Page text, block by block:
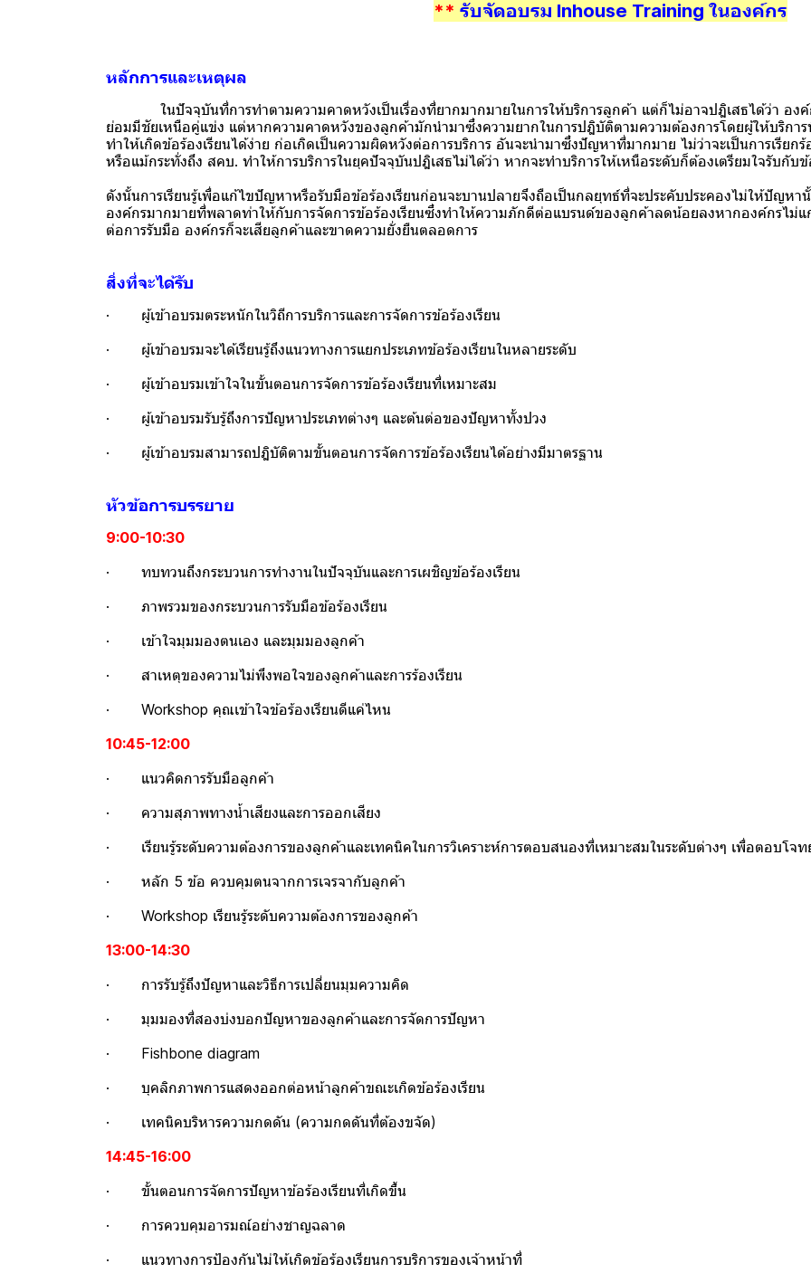
** รับจัดอบรม Inhouse Training ในองค์กร
หลักการและเหตุผล
ในปัจจุบันที่การทำตามความคาดหวังเป็นเรื่องที่ยากมากมายในการให้บริการลูกค้า แต่ก็ไม่อาจปฎิเสธได้ว่า องค์
ย่อมมีชัยเหนือคู่แข่ง แต่หากความคาดหวังของลูกค้ามักนำมาซึ่งความยากในการปฎิบัติตามความต้องการโดยผู้ให้บริกา
ทำให้เกิดข้อร้องเรียนได้ง่าย ก่อเกิดเป็นความผิดหวังต่อการบริการ อันจะนำมาซึ่งปัญหาที่มากมาย ไม่ว่าจะเป็นการเรียก
หรือแม้กระทั่งถึง สคบ. ทำให้การบริการในยุคปัจจุบันปฎิเสธไม่ได้ว่า หากจะทำบริการให้เหนือระดับก็ต้องเตรียมใจรับกับข้
ดังนั้นการเรียนรู้เพื่อแก้ไขปัญหาหรือรับมือข้อร้องเรียนก่อนจะบานปลายจึงถือเป็นกลยุทธ์ที่จะประคับประคองไม่ให้ปัญหา
องค์กรมากมายที่พลาดท่าให้กับการจัดการข้อร้องเรียนซึ่งทำให้ความภักดีต่อแบรนด์ของลูกค้าลดน้อยลงหากองค์กรไม่
ต่อการรับมือ องค์กรก็จะเสียลูกค้าและขาดความยั่งยืนตลอดการ
สิ่งที่จะได้รับ
· ผู้เข้าอบรมตระหนักในวิถีการบริการและการจัดการข้อร้องเรียน
· ผู้เข้าอบรมจะได้เรียนรู้ถึงแนวทางการแยกประเภทข้อร้องเรียนในหลายระดับ
· ผู้เข้าอบรมเข้าใจในขั้นตอนการจัดการข้อร้องเรียนที่เหมาะสม
· ผู้เข้าอบรมรับรู้ถึงการปัญหาประเภทต่างๆ และต้นต่อของปัญหาทั้งปวง
· ผู้เข้าอบรมสามารถปฎิบัติตามขั้นตอนการจัดการข้อร้องเรียนได้อย่างมีมาตรฐาน
หัวข้อการบรรยาย
9:00-10:30
· ทบทวนถึงกระบวนการทำงานในปัจจุบันและการเผชิญข้อร้องเรียน
· ภาพรวมของกระบวนการรับมือข้อร้องเรียน
· เข้าใจมุมมองตนเอง และมุมมองลูกค้า
· สาเหตุของความไม่พึงพอใจของลูกค้าและการร้องเรียน
· Workshop คุณเข้าใจข้อร้องเรียนดีแค่ไหน
10:45-12:00
· แนวคิดการรับมือลูกค้า
· ความสุภาพทางน้ำเสียงและการออกเสียง
· เรียนรู้ระดับความต้องการของลูกค้าและเทคนิคในการวิเคราะห์การตอบสนองที่เหมาะสมในระดับต่างๆ เพื่อตอบโจท
· หลัก 5 ข้อ ควบคุมตนจากการเจรจากับลูกค้า
· Workshop เรียนรู้ระดับความต้องการของลูกค้า
13:00-14:30
· การรับรู้ถึงปัญหาและวิธีการเปลี่ยนมุมความคิด
· มุมมองที่สองบ่งบอกปัญหาของลูกค้าและการจัดการปัญหา
· Fishbone diagram
· บุคลิกภาพการแสดงออกต่อหน้าลูกค้าขณะเกิดข้อร้องเรียน
· เทคนิคบริหารความกดดัน (ความกดดันที่ต้องขจัด)
14:45-16:00
· ขั้นตอนการจัดการปัญหาข้อร้องเรียนที่เกิดขึ้น
· การควบคุมอารมณ์อย่างชาญฉลาด
· แนวทางการป้องกันไม่ให้เกิดข้อร้องเรียนการบริการของเจ้าหน้าที่